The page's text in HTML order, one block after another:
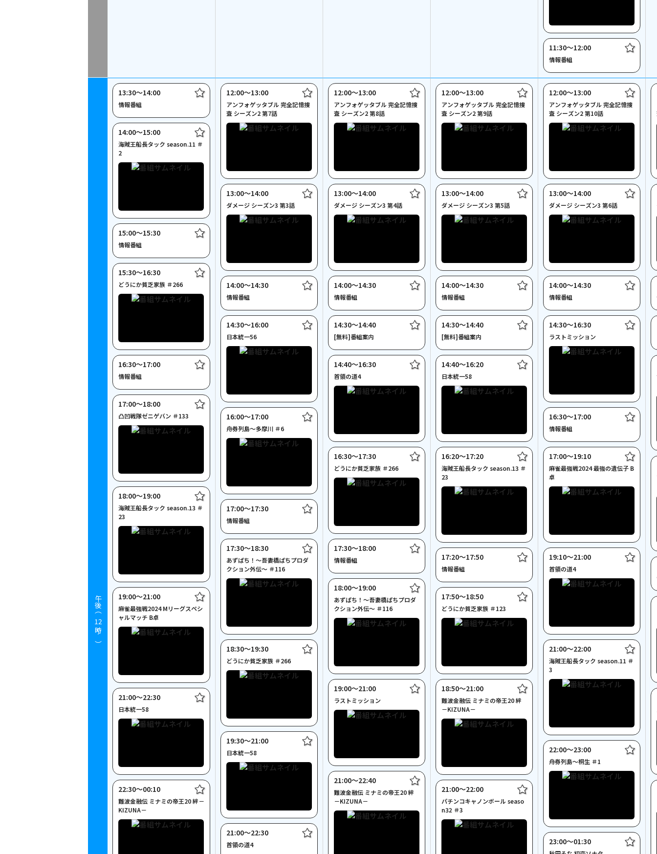
午後（
12
時～）
11:30〜12:00
情報番組
13:30〜14:00
情報番組
14:00〜15:00
海賊王船長タック season.11 ＃
2
15:00〜15:30
情報番組
15:30〜16:30
どうにか貧乏家族 ＃266
16:30〜17:00
情報番組
17:00〜18:00
凸凹戦隊ゼニゲバン ＃133
18:00〜19:00
海賊王船長タック season.13 ＃
23
19:00〜21:00
麻雀最強戦2024 Mリーグスペシ
ャルマッチ B卓
21:00〜22:30
日本統一58
22:30〜00:10
難波金融伝 ミナミの帝王20 絆－
KIZUNA－
12:00〜13:00
アンフォゲッタブル 完全記憶捜
査 シーズン2 第7話
13:00〜14:00
ダメージ シーズン3 第3話
14:00〜14:30
情報番組
14:30〜16:00
日本統一56
16:00〜17:00
舟券列島～多摩川 ＃6
17:00〜17:30
情報番組
17:30〜18:30
あずぱち！～吾妻橋ぱちプロダ
クション外伝～ ＃116
18:30〜19:30
どうにか貧乏家族 ＃266
19:30〜21:00
日本統一58
21:00〜22:30
首領の道4
12:00〜13:00
アンフォゲッタブル 完全記憶捜
査 シーズン2 第8話
13:00〜14:00
ダメージ シーズン3 第4話
14:00〜14:30
情報番組
14:30〜14:40
[無料]番組案内
14:40〜16:30
首領の道4
16:30〜17:30
どうにか貧乏家族 ＃266
17:30〜18:00
情報番組
18:00〜19:00
あずぱち！～吾妻橋ぱちプロダ
クション外伝～ ＃116
19:00〜21:00
ラストミッション
21:00〜22:40
難波金融伝 ミナミの帝王20 絆
－KIZUNA－
12:00〜13:00
アンフォゲッタブル 完全記憶捜
査 シーズン2 第9話
13:00〜14:00
ダメージ シーズン3 第5話
14:00〜14:30
情報番組
14:30〜14:40
[無料]番組案内
14:40〜16:20
日本統一58
16:20〜17:20
海賊王船長タック season.13 ＃
23
17:20〜17:50
情報番組
17:50〜18:50
どうにか貧乏家族 ＃123
18:50〜21:00
難波金融伝 ミナミの帝王20 絆
－KIZUNA－
21:00〜22:00
パチンコキャノンボール seaso
n32 ＃3
12:00〜13:00
アンフォゲッタブル 完全記憶捜
査 シーズン2 第10話
13:00〜14:00
ダメージ シーズン3 第6話
14:00〜14:30
情報番組
14:30〜16:30
ラストミッション
16:30〜17:00
情報番組
17:00〜19:10
麻雀最強戦2024 最強の遺伝子 B
卓
19:10〜21:00
首領の道4
21:00〜22:00
海賊王船長タック season.11 ＃
3
22:00〜23:00
舟券列島～桐生 ＃1
23:00〜01:30